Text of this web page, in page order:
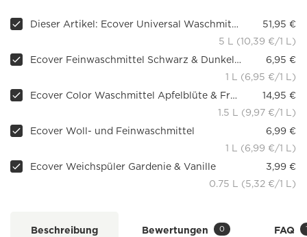
Dieser Artikel: Ecover Universal Waschmittel Hibiskus & Jasmin
51,95 €
5 L (10,39 €/1 L)
Ecover Feinwaschmittel Schwarz & Dunkel Limette & Lotus
6,95 €
1 L (6,95 €/1 L)
Ecover Color Waschmittel Apfelblüte & Freesie
14,95 €
1.5 L (9,97 €/1 L)
Ecover Woll- und Feinwaschmittel
6,99 €
1 L (6,99 €/1 L)
Ecover Weichspüler Gardenie & Vanille
3,99 €
0.75 L (5,32 €/1 L)
Beschreibung Bewertungen 0 FAQ